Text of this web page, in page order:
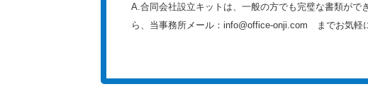
A.合同会社設立キットは、一般の方でも完璧な書類が
ら、当事務所メール：info@office-onji.com までお気軽